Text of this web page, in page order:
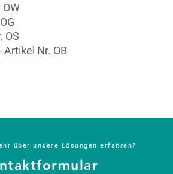
OS
Nr. OB
über unsere Lösungen erfahren?